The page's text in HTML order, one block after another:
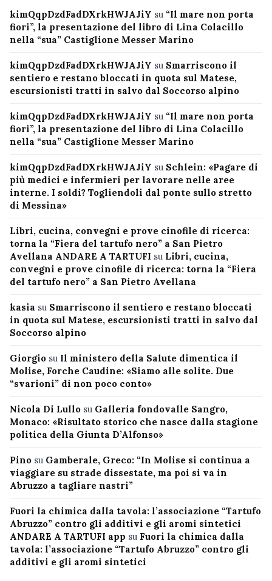
kimQqpDzdFadDXrkHWJAJiY su “Il mare non porta
fiori”, la presentazione del libro di Lina Colacillo
nella “sua” Castiglione Messer Marino
kimQqpDzdFadDXrkHWJAJiY su Smarriscono il
sentiero e restano bloccati in quota sul Matese,
escursionisti tratti in salvo dal Soccorso alpino
kimQqpDzdFadDXrkHWJAJiY su “Il mare non porta
fiori”, la presentazione del libro di Lina Colacillo
nella “sua” Castiglione Messer Marino
kimQqpDzdFadDXrkHWJAJiY su Schlein: «Pagare di
più medici e infermieri per lavorare nelle aree
interne. I soldi? Togliendoli dal ponte sullo stretto
di Messina»
Libri, cucina, convegni e prove cinofile di ricerca:
torna la “Fiera del tartufo nero” a San Pietro
Avellana ANDARE A TARTUFI su Libri, cucina,
convegni e prove cinofile di ricerca: torna la “Fiera
del tartufo nero” a San Pietro Avellana
kasia su Smarriscono il sentiero e restano bloccati
in quota sul Matese, escursionisti tratti in salvo dal
Soccorso alpino
Giorgio su Il ministero della Salute dimentica il
Molise, Forche Caudine: «Siamo alle solite. Due
“svarioni” di non poco conto»
Nicola Di Lullo su Galleria fondovalle Sangro,
Monaco: «Risultato storico che nasce dalla stagione
politica della Giunta D’Alfonso»
Pino su Gamberale, Greco: “In Molise si continua a
viaggiare su strade dissestate, ma poi si va in
Abruzzo a tagliare nastri”
Fuori la chimica dalla tavola: l’associazione “Tartufo
Abruzzo” contro gli additivi e gli aromi sintetici
ANDARE A TARTUFI app su Fuori la chimica dalla
tavola: l’associazione “Tartufo Abruzzo” contro gli
additivi e gli aromi sintetici